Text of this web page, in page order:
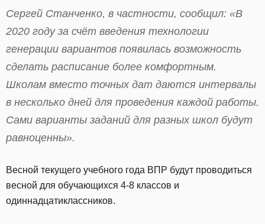
Сергей Станченко, в частности, сообщил: «В
2020 году за счёт введения технологии
генерации вариантов появилась возможность
сделать расписание более комфортным.
Школам вместо точных дат даются интервалы
в несколько дней для проведения каждой работы.
Сами варианты заданий для разных школ будут
равноценны».
Весной текущего учебного года ВПР будут проводиться
весной для обучающихся 4-8 классов и
одиннадцатиклассников.